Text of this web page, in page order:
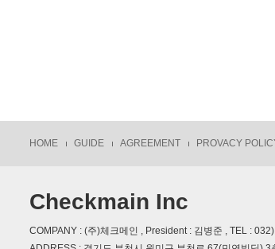
HOME GUIDE AGREEMENT PROVACY
Checkmain Inc
COMPANY : (주)체크메인 , President : 김병준 , TEL :